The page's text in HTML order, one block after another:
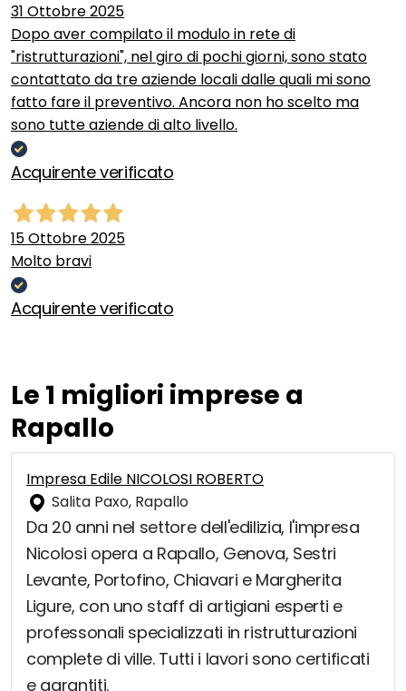
31 Ottobre 2025
Dopo aver compilato il modulo in rete di
"ristrutturazioni", nel giro di pochi giorni, sono stato
contattato da tre aziende locali dalle quali mi sono
fatto fare il preventivo. Ancora non ho scelto ma
sono tutte aziende di alto livello.
Acquirente verificato
15 Ottobre 2025
Molto bravi
Acquirente verificato
Le 1 migliori imprese a
Rapallo
Impresa Edile NICOLOSI ROBERTO
Salita Paxo, Rapallo
Da 20 anni nel settore dell'edilizia, l'impresa
Nicolosi opera a Rapallo, Genova, Sestri
Levante, Portofino, Chiavari e Margherita
Ligure, con uno staff di artigiani esperti e
professonali specializzati in ristrutturazioni
complete di ville. Tutti i lavori sono certificati
e garantiti.